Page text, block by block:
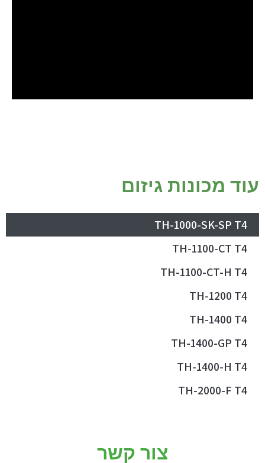
עוד מכונות גיזום
TH-1000-SK-SP T4
TH-1100-CT T4
TH-1100-CT-H T4
TH-1200 T4
TH-1400 T4
TH-1400-GP T4
TH-1400-H T4
TH-2000-F T4
צור קשר